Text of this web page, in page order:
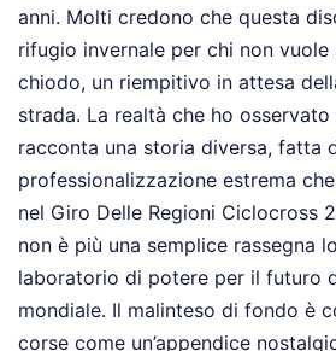
anni. Molti credono che questa
rifugio invernale per chi non
chiodo, un riempitivo in attesa
strada. La realtà che ho
racconta una storia diversa, fatta
professionalizzazione estrema
nel Giro Delle Regioni Ciclocross
non è più una semplice rassegna
laboratorio di potere per il futuro
mondiale. Il malinteso di fondo è
corse come un’appendice